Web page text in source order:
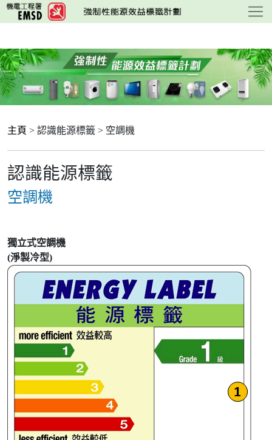
跳
至
要
內
容
主頁 > 認識能源標籤 > 空調機
認識能源標籤
空調機
獨立式空調機
(淨製冷型)